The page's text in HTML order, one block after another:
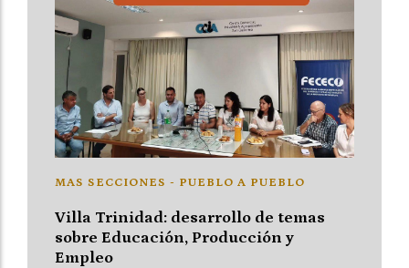
Villa Trinidad: desarrollo de temas
sobre Educación, Producción y
Empleo
MAS SECCIONES - PUEBLO A PUEBLO